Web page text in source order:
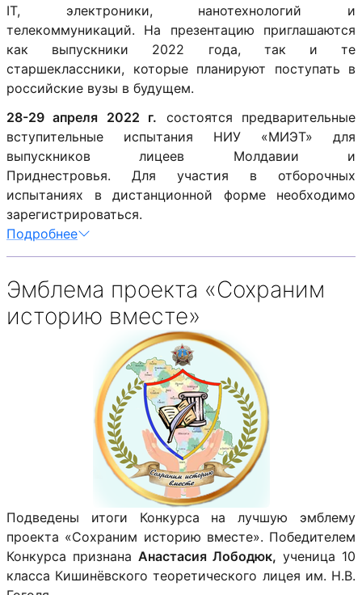
IT, электроники, нанотехнологий и
телекоммуникаций. На презентацию приглашаются
как выпускники 2022 года, так и те
старшеклассники, которые планируют поступать в
российские вузы в будущем.
28-29 апреля 2022 г. состоятся предварительные
вступительные испытания НИУ «МИЭТ» для
выпускников лицеев Молдавии и
Приднестровья. Для участия в отборочных
испытаниях в дистанционной форме необходимо
зарегистрироваться.
Подробнее
Эмблема проекта «Сохраним
историю вместе»
Подведены итоги Конкурса на лучшую эмблему
проекта «Сохраним историю вместе». Победителем
Конкурса признана Анастасия Лободюк, ученица 10
класса Кишинёвского теоретического лицея им. Н.В.